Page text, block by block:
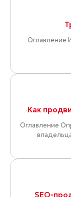
Оглавление
Как
Оглавление
SEO-